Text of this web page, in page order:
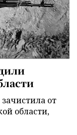
от
области,